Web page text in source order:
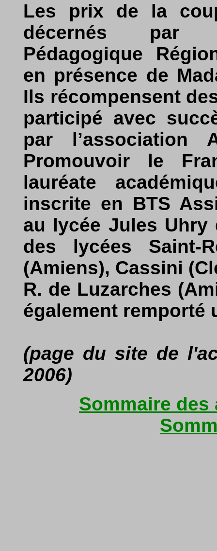
Les prix de la
décernés par
Pédagogique
en présence de
Ils récompensent
participé avec
par l’association
Promouvoir le
lauréate
inscrite en BTS
au lycée Jules Uhry
des lycées Saint-
(Amiens), Cassini
R. de Luzarches
également remporté
(page du site de
2006)
Sommaire des